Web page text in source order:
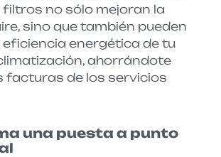
filtros no sólo mejoran la
sino que también pueden
energética de tu
ahorrándote
facturas de los servicios
una puesta a punto